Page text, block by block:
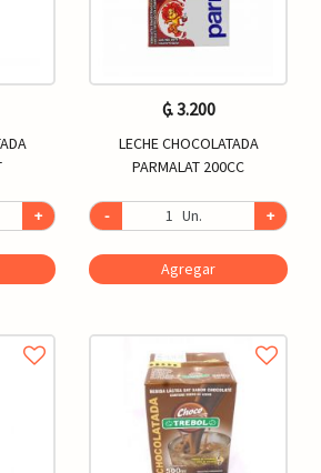
+
₲. 3.200
LECHE CHOCOLATADA
PARMALAT 200CC
- Un. +
Agregar